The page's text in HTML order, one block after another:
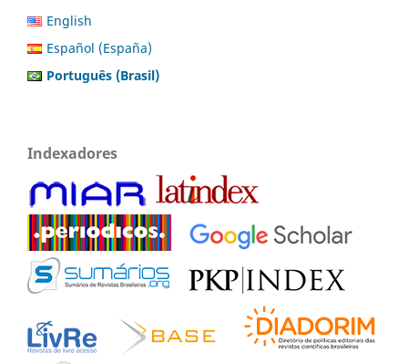
English
Español (España)
Português (Brasil)
Indexadores